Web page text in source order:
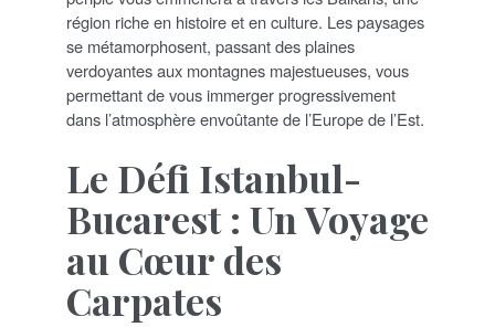
région riche en histoire et en culture. Les paysages
se métamorphosent, passant des plaines
verdoyantes aux montagnes majestueuses, vous
permettant de vous immerger progressivement
dans l’atmosphère envoûtante de l’Europe de l’Est.
Le Défi Istanbul-
Bucarest : Un Voyage
au Cœur des
Carpates